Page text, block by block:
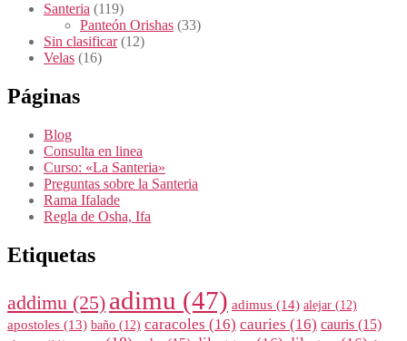
Santeria (119)
Panteón Orishas (33)
Sin clasificar(12)
Velas (16)
Páginas
Blog
Consulta en linea
Curso: «La Santeria»
Preguntas sobre la Santeria
Rama Ifalade
Regla de Osha, Ifa
Etiquetas
addimu (25) adimu (47) adimus (14) alejar (12)
apostoles (13) baño (12) caracoles (16) cauries (16) cauris (15)